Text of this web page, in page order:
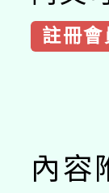
註冊會
內容